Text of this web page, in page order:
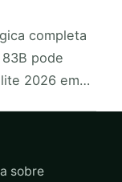
completa
pode
2026 em…
sobre